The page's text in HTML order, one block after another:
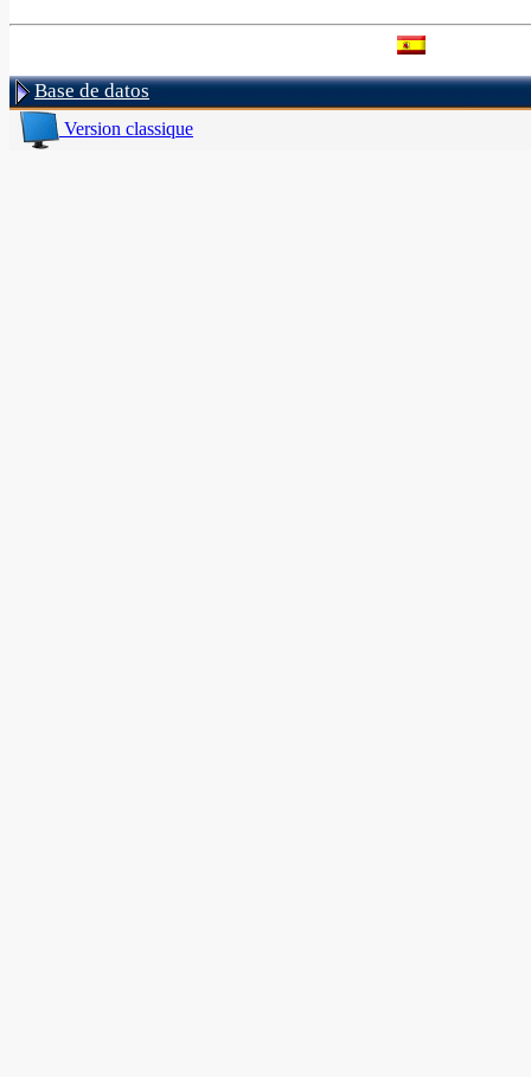
Base de datos
Version classique